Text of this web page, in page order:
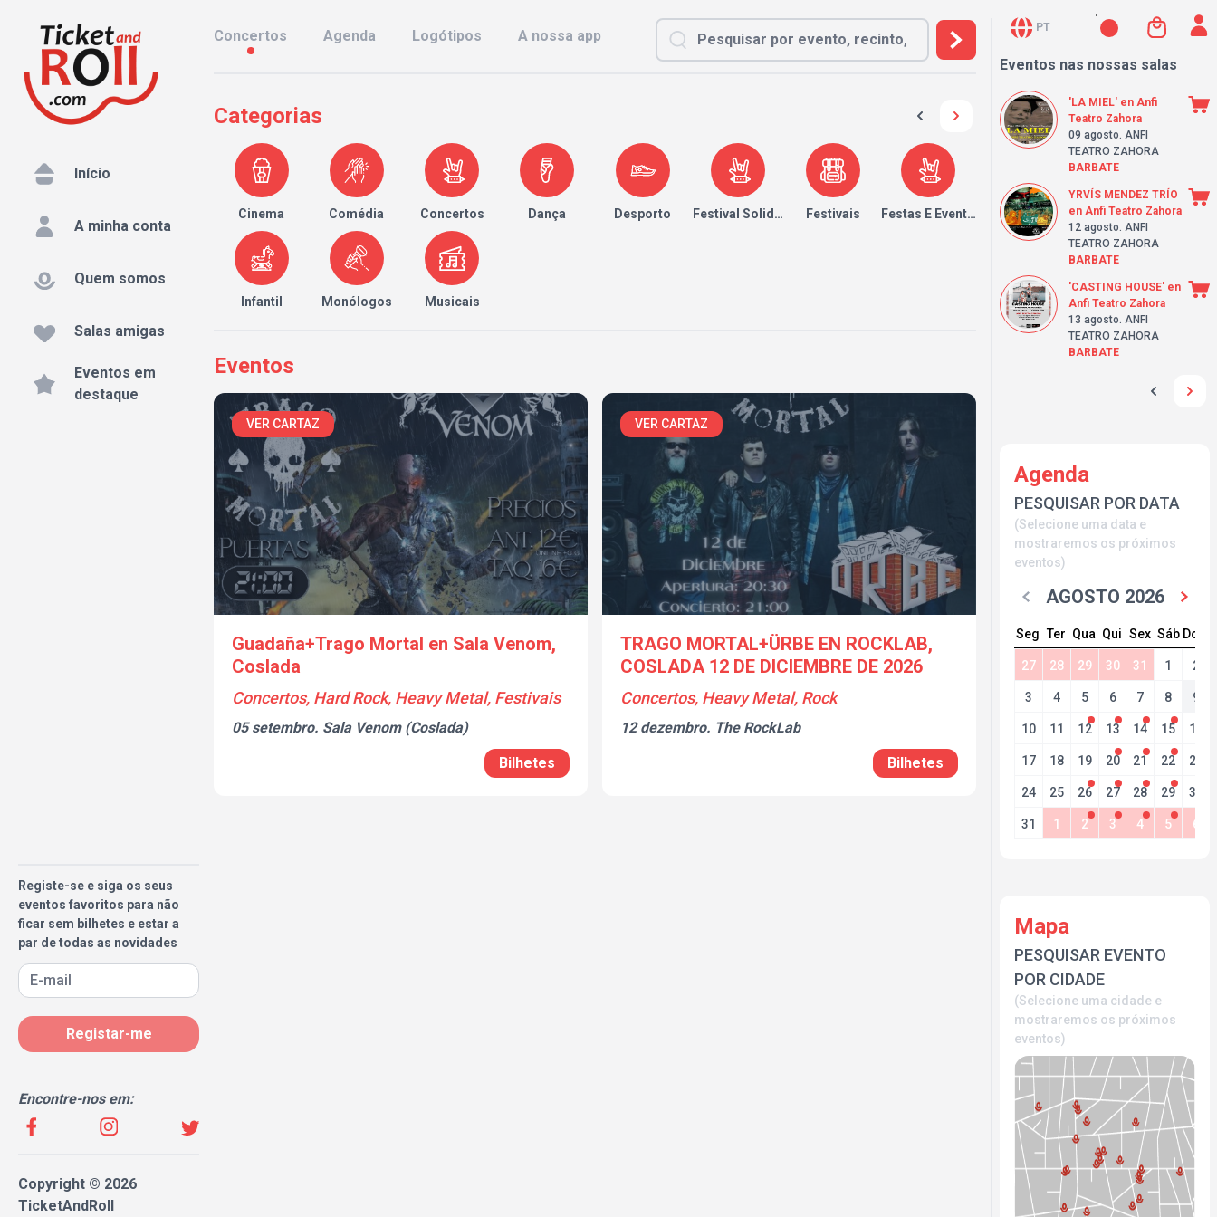
Início
A minha conta
Quem somos
Salas amigas
Eventos em
destaque
Registe-se e siga os seus
eventos favoritos para não
ficar sem bilhetes e estar a
par de todas as novidades
Registar-me
Encontre-nos em:
Copyright © 2026
TicketAndRoll
Concertos Agenda Logótipos A nossa app
Categorias
Cinema Comédia Concertos Dança Desporto Festival Solidário Festivais Festas E Eventos
Infantil Monólogos Musicais
Eventos
VER CARTAZ
Guadaña+Trago Mortal en Sala Venom,
Coslada
Concertos, Hard Rock, Heavy Metal, Festivais
05 setembro. Sala Venom (Coslada)
Bilhetes
VER CARTAZ
TRAGO MORTAL+ÜRBE EN ROCKLAB,
COSLADA 12 DE DICIEMBRE DE 2026
Concertos, Heavy Metal, Rock
12 dezembro. The RockLab
Bilhetes
PT
Eventos nas nossas salas
'LA MIEL' en Anfi
Teatro Zahora
09 agosto. ANFI
TEATRO ZAHORA
BARBATE
YRVÍS MENDEZ TRÍO
en Anfi Teatro Zahora
12 agosto. ANFI
TEATRO ZAHORA
BARBATE
'CASTING HOUSE' en
Anfi Teatro Zahora
13 agosto. ANFI
TEATRO ZAHORA
BARBATE
Agenda
PESQUISAR POR DATA
(Selecione uma data e
mostraremos os próximos
eventos)
AGOSTO 2026
Seg Ter Qua Qui Sex Sáb Dom
27 28 29 30 31 1 2
3 4 5 6 7 8 9
10 11 12 13 14 15 16
17 18 19 20 21 22 23
24 25 26 27 28 29 30
31 1 2 3 4 5 6
Mapa
PESQUISAR EVENTO
POR CIDADE
(Selecione uma cidade e
mostraremos os próximos
eventos)